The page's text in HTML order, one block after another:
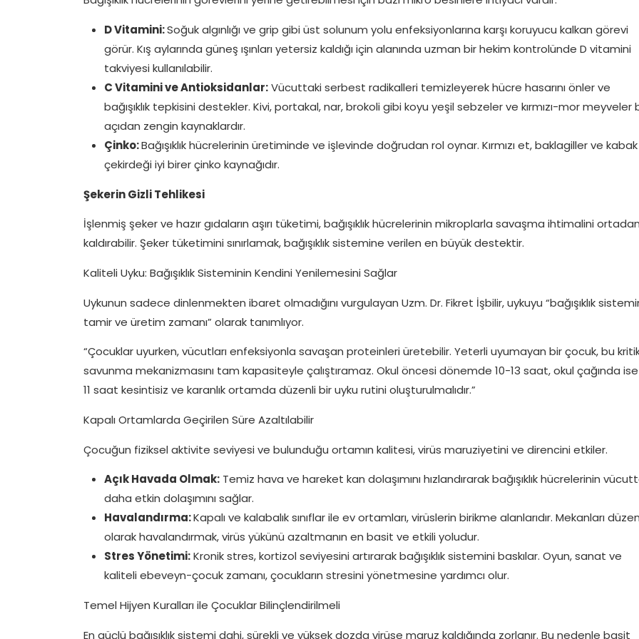
D Vitamini:Soğuk algınlığı ve grip gibi üst solunum yolu enfeksiyonlarına karşı koruyucu kalkan görevi
görür. Kış aylarında güneş ışınları yetersiz kaldığı için alanında uzman bir hekim kontrolünde D vitamini
takviyesi kullanılabilir.
C Vitamini ve Antioksidanlar:Vücuttaki serbest radikalleri temizleyerek hücre hasarını önler ve
bağışıklık tepkisini destekler. Kivi, portakal, nar, brokoli gibi koyu yeşil sebzeler ve kırmızı-mor meyveler
açıdan zengin kaynaklardır.
Çinko:Bağışıklık hücrelerinin üretiminde ve işlevinde doğrudan rol oynar. Kırmızı et, baklagiller ve kabak
çekirdeği iyi birer çinko kaynağıdır.
Şekerin Gizli Tehlikesi
İşlenmiş şeker ve hazır gıdaların aşırı tüketimi, bağışıklık hücrelerinin mikroplarla savaşma ihtimalini ortadan
kaldırabilir. Şeker tüketimini sınırlamak, bağışıklık sistemine verilen en büyük destektir.
Kaliteli Uyku: Bağışıklık Sisteminin Kendini Yenilemesini Sağlar
Uykunun sadece dinlenmekten ibaret olmadığını vurgulayan Uzm. Dr. Fikret İşbilir, uykuyu “bağışıklık
tamir ve üretim zamanı” olarak tanımlıyor.
“Çocuklar uyurken, vücutları enfeksiyonla savaşan proteinleri üretebilir. Yeterli uyumayan bir çocuk, bu
savunma mekanizmasını tam kapasiteyle çalıştıramaz. Okul öncesi dönemde 10-13 saat, okul çağında
11 saat kesintisiz ve karanlık ortamda düzenli bir uyku rutini oluşturulmalıdır.”
Kapalı Ortamlarda Geçirilen Süre Azaltılabilir
Çocuğun fiziksel aktivite seviyesi ve bulunduğu ortamın kalitesi, virüs maruziyetini ve direncini etkiler.
Açık Havada Olmak:Temiz hava ve hareket kan dolaşımını hızlandırarak bağışıklık hücrelerinin
daha etkin dolaşımını sağlar.
Havalandırma:Kapalı ve kalabalık sınıflar ile ev ortamları, virüslerin birikme alanlarıdır. Mekanları
olarak havalandırmak, virüs yükünü azaltmanın en basit ve etkili yoludur.
Stres Yönetimi:Kronik stres, kortizol seviyesini artırarak bağışıklık sistemini baskılar. Oyun, sanat ve
kaliteli ebeveyn-çocuk zamanı, çocukların stresini yönetmesine yardımcı olur.
Temel Hijyen Kuralları ile Çocuklar Bilinçlendirilmeli
En güçlü bağışıklık sistemi dahi, sürekli ve yüksek dozda virüse maruz kaldığında zorlanır. Bu nedenle basit